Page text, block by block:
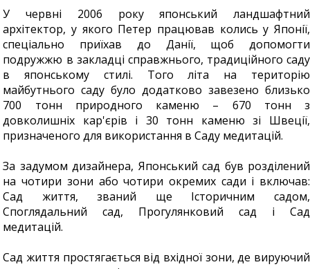
У червні 2006 року японський ландшафтний
архітектор, у якого Петер працював колись у Японії,
спеціально приїхав до Данії, щоб допомогти
подружжю в закладці справжнього, традиційного саду
в японському стилі. Того літа на територію
майбутнього саду було додатково завезено близько
700 тонн природного каменю – 670 тонн з
довколишніх кар'єрів і 30 тонн каменю зі Швеції,
призначеного для використання в Саду медитацій.
За задумом дизайнера, Японський сад був розділений
на чотири зони або чотири окремих сади і включав:
Сад життя, званий ще Історичним садом,
Споглядальний сад, Прогулянковий сад і Сад
медитацій.
Сад життя простягається від вхідної зони, де вируючий